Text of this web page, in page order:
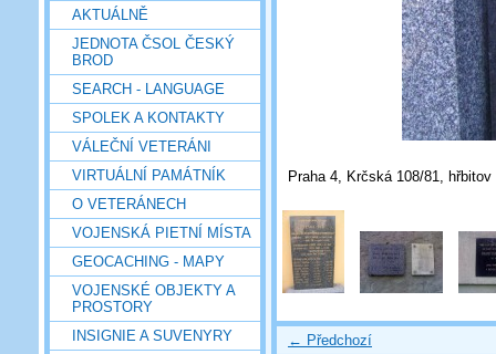
AKTUÁLNĚ
JEDNOTA ČSOL ČESKÝ
BROD
SEARCH - LANGUAGE
SPOLEK A KONTAKTY
VÁLEČNÍ VETERÁNI
VIRTUÁLNÍ PAMÁTNÍK
O VETERÁNECH
VOJENSKÁ PIETNÍ MÍSTA
GEOCACHING - MAPY
VOJENSKÉ OBJEKTY A
PROSTORY
INSIGNIE A SUVENYRY
Praha 4, Krčská 108/81,
← Předchozí